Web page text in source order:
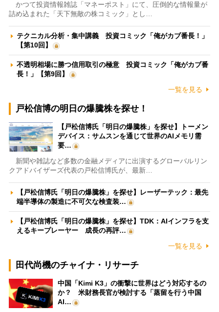
かつて投資情報雑誌「マネーポスト」にて、圧倒的な情報量が
詰め込まれた「天下無敵の株コミック」とし…
テクニカル分析・集中講義 投資コミック「俺がカブ番長！」
【第10回】
不透明相場に勝つ信用取引の極意 投資コミック「俺がカブ番
長！」【第9回】
一覧を見る
戸松信博の明日の爆騰株を探せ！
【戸松信博氏「明日の爆騰株」を探せ】トーメン
デバイス：サムスンを通じて世界のAIメモリ需
要…
新聞や雑誌など多数の金融メディアに出演するグローバルリン
クアドバイザーズ代表の戸松信博氏が、最新…
【戸松信博氏「明日の爆騰株」を探せ】レーザーテック：最先
端半導体の製造に不可欠な検査装…
【戸松信博氏「明日の爆騰株」を探せ】TDK：AIインフラを支
えるキープレーヤー 成長の再評…
一覧を見る
田代尚機のチャイナ・リサーチ
中国「Kimi K3」の衝撃に世界はどう対応するの
か？ 米財務長官が検討する「蒸留を行う中国
AI…